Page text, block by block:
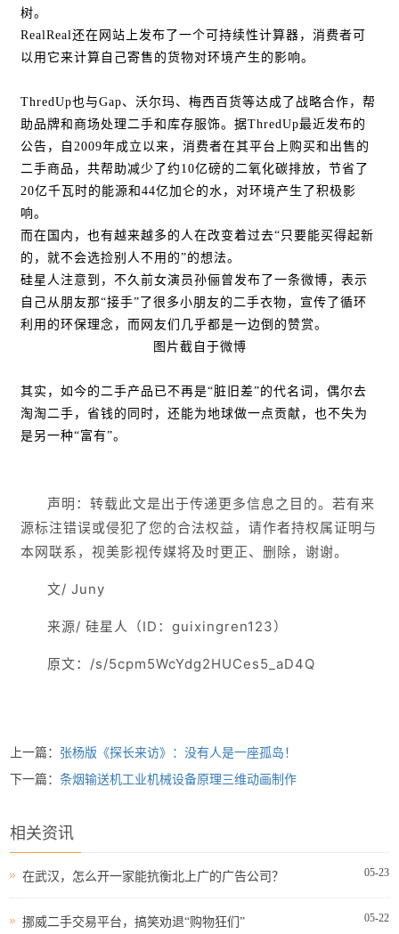
树。
RealReal还在网站上发布了一个可持续性计算器，消费者可
以用它来计算自己寄售的货物对环境产生的影响。
ThredUp也与Gap、沃尔玛、梅西百货等达成了战略合作，帮
助品牌和商场处理二手和库存服饰。据ThredUp最近发布的
公告，自2009年成立以来，消费者在其平台上购买和出售的
二手商品，共帮助减少了约10亿磅的二氧化碳排放，节省了
20亿千瓦时的能源和44亿加仑的水，对环境产生了积极影
响。
而在国内，也有越来越多的人在改变着过去“只要能买得起新
的，就不会选捡别人不用的”的想法。
硅星人注意到，不久前女演员孙俪曾发布了一条微博，表示
自己从朋友那“接手”了很多小朋友的二手衣物，宣传了循环
利用的环保理念，而网友们几乎都是一边倒的赞赏。
图片截自于微博
其实，如今的二手产品已不再是“脏旧差”的代名词，偶尔去
淘淘二手，省钱的同时，还能为地球做一点贡献，也不失为
是另一种“富有”。
声明：转载此文是出于传递更多信息之目的。若有来
源标注错误或侵犯了您的合法权益，请作者持权属证明与
本网联系，视美影视传媒将及时更正、删除，谢谢。
文/ Juny
来源/ 硅星人（ID：guixingren123）
原文：/s/5cpm5WcYdg2HUCes5_aD4Q
上一篇： 张杨版《探长来访》：没有人是一座孤岛！
下一篇：条烟输送机工业机械设备原理三维动画制作
相关资讯
05-23
在武汉，怎么开一家能抗衡北上广的广告公司？
05-22
挪威二手交易平台，搞笑劝退“购物狂们”